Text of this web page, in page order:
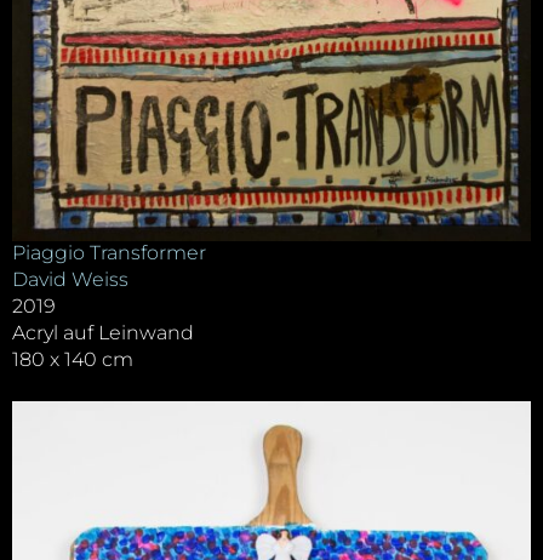
Piaggio Transformer
David Weiss
2019
Acryl auf Leinwand
180 x 140 cm